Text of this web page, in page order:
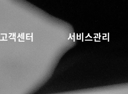
고객센터 서비스관리